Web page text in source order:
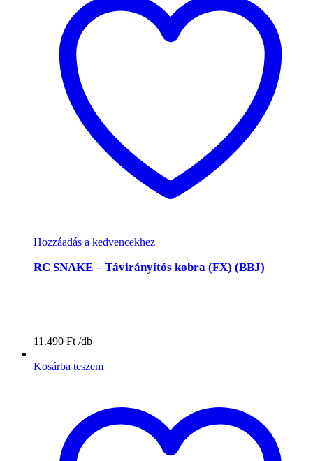
Hozzáadás a kedvencekhez
RC SNAKE – Távirányítós kobra (FX) (BBJ)
11.490 Ft
Kosárba teszem